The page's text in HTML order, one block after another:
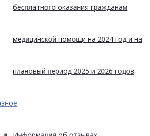
бесплатного оказания гражданам
медицинской помощи на 2024 год и на
плановый период 2025 и 2026 годов